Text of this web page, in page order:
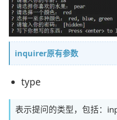
inquirer原有参数
type
表示提问的类型，包括：